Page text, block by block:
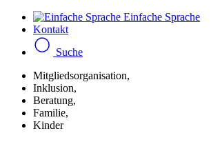
Einfache Sprache
Kontakt
Suche
Mitgliedsorganisation,
Inklusion,
Beratung,
Familie,
Kinder